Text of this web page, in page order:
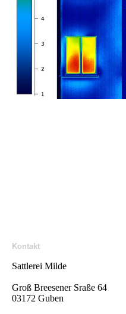
Kontakt
Sattlerei Milde
Groß Breesener Sraße 64
03172 Guben